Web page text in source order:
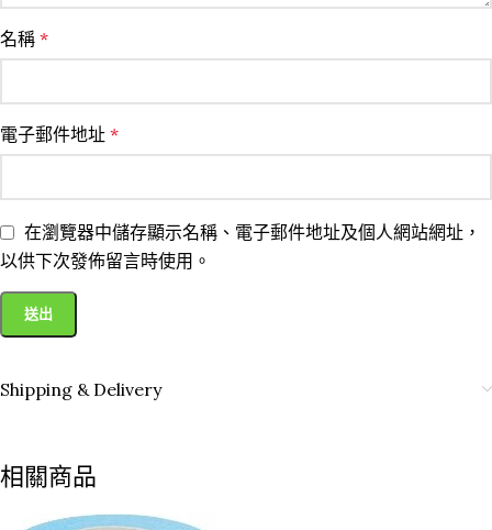
名稱 *
電子郵件地址 *
在瀏覽器中儲存顯示名稱、電子郵件地址及個人網站網址，
以供下次發佈留言時使用。
Shipping & Delivery
相關商品